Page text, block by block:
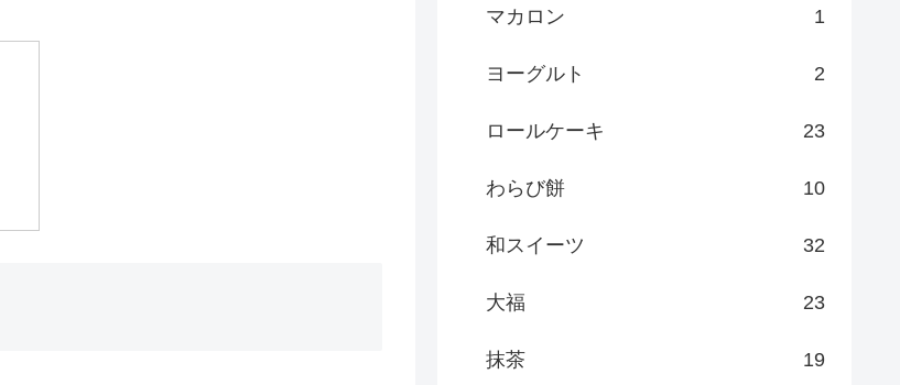
マカロン 1
ヨーグルト 2
ロールケーキ 23
わらび餅 10
和スイーツ 32
大福 23
抹茶 19